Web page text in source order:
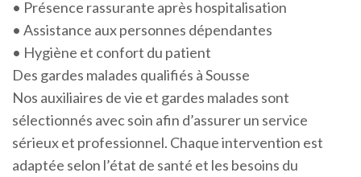
• Présence rassurante après hospitalisation
• Assistance aux personnes dépendantes
• Hygiène et confort du patient
Des gardes malades qualifiés à Sousse
Nos auxiliaires de vie et gardes malades sont
sélectionnés avec soin afin d’assurer un service
sérieux et professionnel. Chaque intervention est
adaptée selon l’état de santé et les besoins du